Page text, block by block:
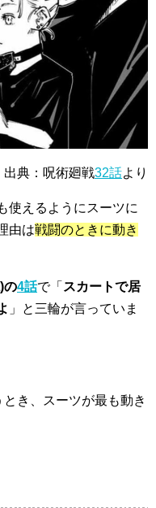
出典：呪術廻戦32話より
使えるようにスーツに
由は戦闘のときに動き
の4話で「 スカートで居
」と三輪が言っていま
き、
スーツが最も動き